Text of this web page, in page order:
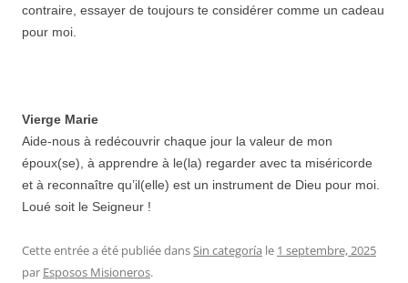
contraire, essayer de toujours te considérer comme un cadeau
pour moi.
Vierge Marie
Aide-nous à redécouvrir chaque jour la valeur de mon
époux(se), à apprendre à le(la) regarder avec ta miséricorde
et à reconnaître qu’il(elle) est un instrument de Dieu pour moi.
Loué soit le Seigneur !
Cette entrée a été publiée dansSin categoría le 1 septembre, 2025
par Esposos Misioneros.